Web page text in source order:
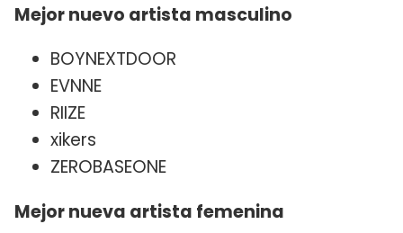
Mejor nuevo artista masculino
BOYNEXTDOOR
EVNNE
RIIZE
xikers
ZEROBASEONE
Mejor nueva artista femenina